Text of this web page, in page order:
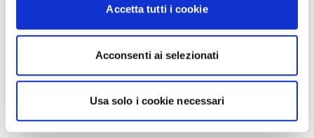
Accetta tutti i cookie
Acconsenti ai selezionati
Usa solo i cookie necessari